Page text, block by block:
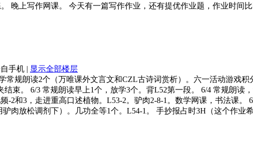
晚上写作网课。 今天有一篇写作作业，还有提优作业题，作业时间
手机 | 显示全部楼层
常规朗读2个（万唯课外文言文和CZL古诗词赏析）。六一活动游戏
束。 6/3 常规朗读早上1个，放学3个。背L52第一段。 6/4 常规朗读
-2和3，走进重高口述植物。L53-2。驴肉2-8-1。数学网课，书法课
肉放松调剂下）。几功全等1个。L54-1。 手抄报占时3H（这个作